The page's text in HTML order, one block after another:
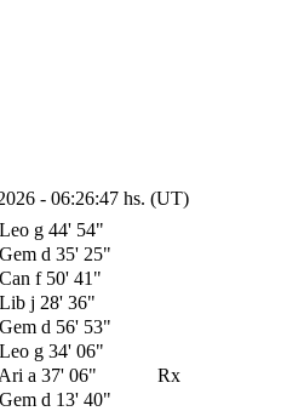
- 06:26:47 hs. (UT)
g44' 54"
d 35' 25"
f50' 41"
j 28' 36"
d 56' 53"
g34' 06"
a 37' 06"
Rx
d 13' 40"